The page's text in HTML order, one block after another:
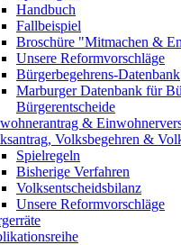
Handbuch
Fallbeispiel
Broschüre "Mitmachen &
Unsere Reformvorschläge
Bürgerbegehrens-Datenbank
Marburger Datenbank für
Bürgerentscheide
&
Volksbegehren &
Spielregeln
Bisherige Verfahren
Volksentscheidsbilanz
Unsere Reformvorschläge